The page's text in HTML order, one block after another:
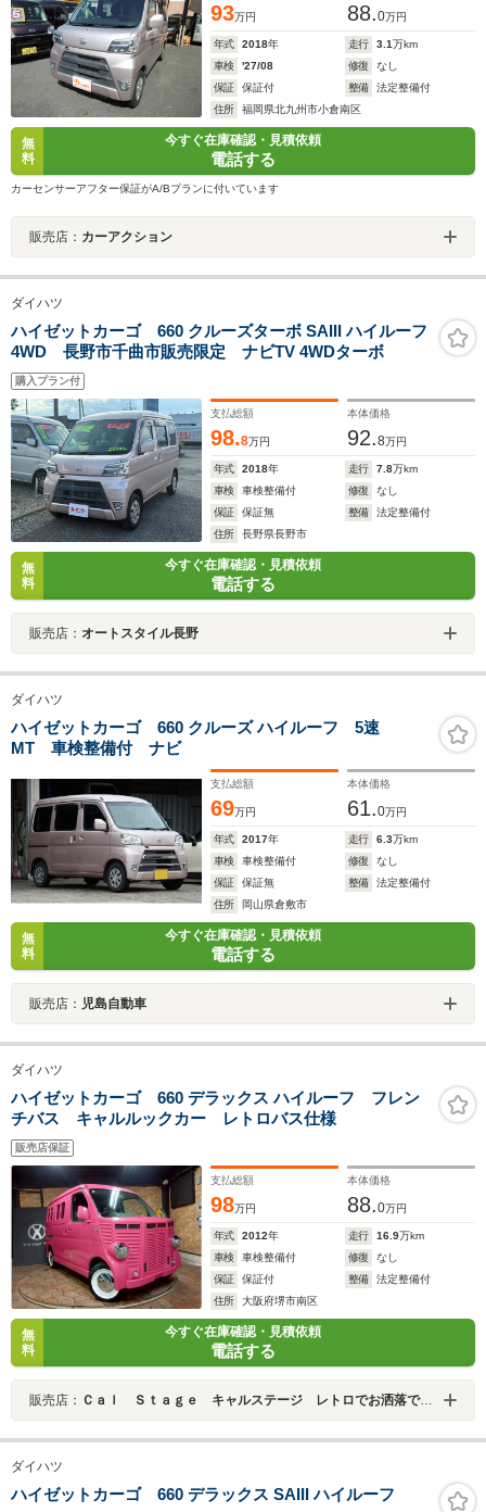
93万円 88.0万円
年式 2018年 走行 3.1万km
車検
'27/08 修復
なし
保証
保証付 整備
法定整備付
住所
福岡県北九州市小倉南区
無
料
今すぐ在庫確認・見積依頼
電話する
カーセンサーアフター保証がA/Bプランに付いています
販売店： カーアクション
ダイハツ
ハイゼットカーゴ 660 クルーズターボ SAIII ハイルーフ
4WD 長野市千曲市販売限定 ナビTV 4WDターボ
購入プラン付
支払総額
98.8万円
本体価格
92.8万円
年式 2018年 走行 7.8万km
車検
車検整備付 修復
なし
保証
保証無 整備
法定整備付
住所
長野県長野市
無
料
今すぐ在庫確認・見積依頼
電話する
販売店： オートスタイル長野
ダイハツ
ハイゼットカーゴ 660 クルーズ ハイルーフ 5速
MT 車検整備付 ナビ
支払総額
69万円
本体価格
61.0万円
年式 2017年 走行 6.3万km
車検
車検整備付 修復
なし
保証
保証無 整備
法定整備付
住所
岡山県倉敷市
無
料
今すぐ在庫確認・見積依頼
電話する
販売店： 児島自動車
ダイハツ
ハイゼットカーゴ 660 デラックス ハイルーフ フレン
チバス キャルルックカー レトロバス仕様
販売店保証
支払総額
98万円
本体価格
88.0万円
年式 2012年 走行 16.9万km
車検
車検整備付 修復
なし
保証
保証付 整備
法定整備付
住所
大阪府堺市南区
無
料
今すぐ在庫確認・見積依頼
電話する
販売店： Ｃａｌ Ｓｔａｇｅ キャルステージ レトロでお洒落でかわいい車の専門店
ダイハツ
ハイゼットカーゴ 660 デラックス SAIII ハイルーフ